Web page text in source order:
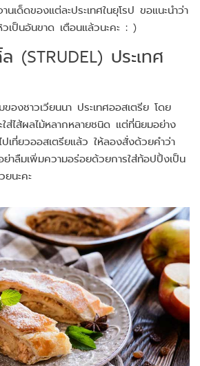
เด็ดของแต่ละประเทศในยุโรป ขอแนะนำว่า
เป็นอันขาด เตือนแล้วนะคะ : )
(STRUDEL) ประเทศ
องชาวเวียนนา ประเทศออสเตรีย โดย
ส่ไส้ผลไม้หลากหลายชนิด แต่ที่นิยมอย่าง
เที่ยวออสเตรียแล้ว ให้ลองสั่งด้วยคำว่า
าลืมเพิ่มความอร่อยด้วยการใส่ท้อปปิ้งเป็น
นะคะ